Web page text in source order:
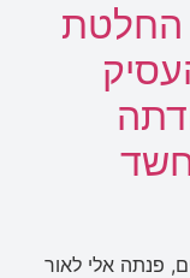
החלטת
פנתה אלי לאור